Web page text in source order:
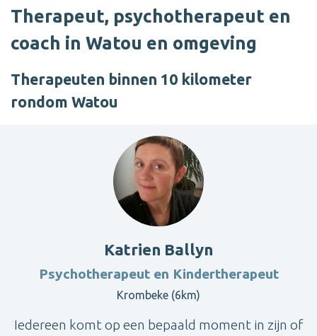
Therapeut, psychotherapeut en
coach in Watou en omgeving
Therapeuten binnen 10 kilometer
rondom Watou
Katrien Ballyn
Psychotherapeut en Kindertherapeut
Krombeke (6km)
Iedereen komt op een bepaald moment in zijn of